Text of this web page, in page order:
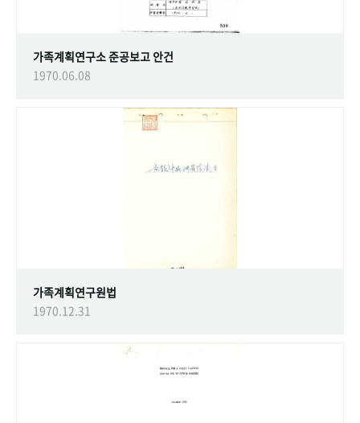
가족계획연구소 준공보고 안건
1970.06.08
가족계획연구원법
1970.12.31